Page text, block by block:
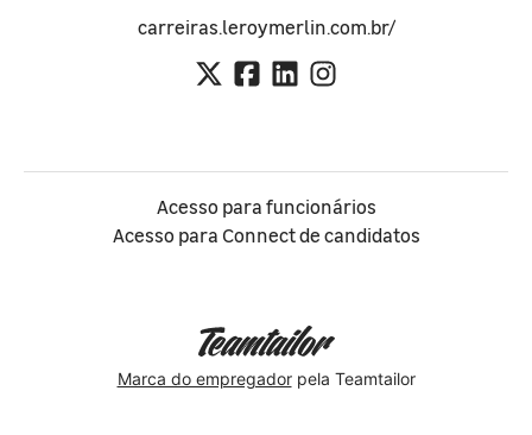
carreiras.leroymerlin.com.br/
Acesso para funcionários
Acesso para Connect de candidatos
Marca do empregadorpela Teamtailor